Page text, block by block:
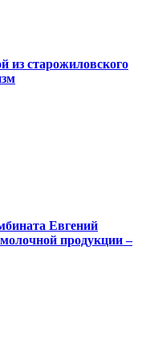
старожиловского
Евгений
продукции –